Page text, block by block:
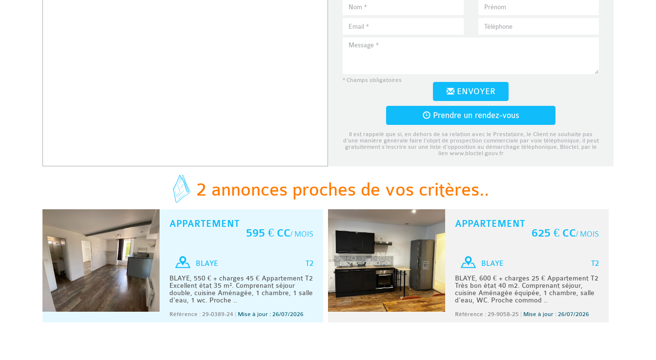
* Champs obligatoires
ENVOYER
Prendre un rendez-vous
Il est rappelé que si, en dehors de sa relation avec le Prestataire, le Client ne souhaite pas
d’une manière générale faire l’objet de prospection commerciale par voie téléphonique, il peut
gratuitement s’inscrire sur une liste d’opposition au démarchage téléphonique, Bloctel, par le
lien www.bloctel.gouv.fr
2 annonces proches de vos critères..
APPARTEMENT
595 € CC/ MOIS
T2
BLAYE
BLAYE, 550 € + charges 45 € Appartement T2
Excellent état 35 m². Comprenant séjour
double, cuisine Aménagée, 1 chambre, 1 salle
d'eau, 1 wc. Proche ..
Référence : 29-0389-24| Mise à jour : 26/07/2026
APPARTEMENT
625 € CC/ MOIS
T2
BLAYE
BLAYE, 600 € + charges 25 € Appartement T2
Très bon état 40 m2. Comprenant séjour,
cuisine Aménagée équipée, 1 chambre, salle
d'eau, WC. Proche commod ..
Référence : 29-9058-25 Mise à jour : 26/07/2026